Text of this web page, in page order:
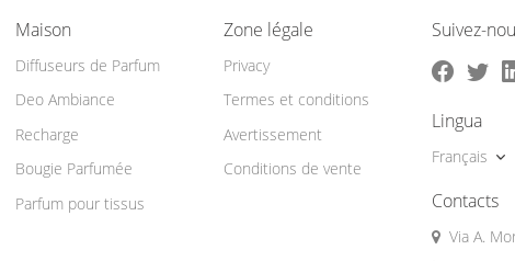
Maison
Diffuseurs de Parfum
Deo Ambiance
Recharge
Bougie Parfumée
Parfum pour tissus
Zone légale
Privacy
Termes et conditions
Avertissement
Conditions de vente
Suivez-
Lingua
Français
Contacts
Via A.